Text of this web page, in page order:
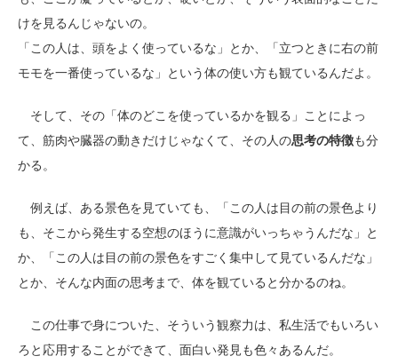
けを見るんじゃないの。
「この人は、頭をよく使っているな」とか、「立つときに右の前
モモを一番使っているな」という体の使い方も観ているんだよ。
そして、その「体のどこを使っているかを観る」ことによっ
て、筋肉や臓器の動きだけじゃなくて、その人の思考の特徴も分
かる。
例えば、ある景色を見ていても、「この人は目の前の景色より
も、そこから発生する空想のほうに意識がいっちゃうんだな」と
か、「この人は目の前の景色をすごく集中して見ているんだな」
とか、そんな内面の思考まで、体を観ていると分かるのね。
この仕事で身についた、そういう観察力は、私生活でもいろい
ろと応用することができて、面白い発見も色々あるんだ。